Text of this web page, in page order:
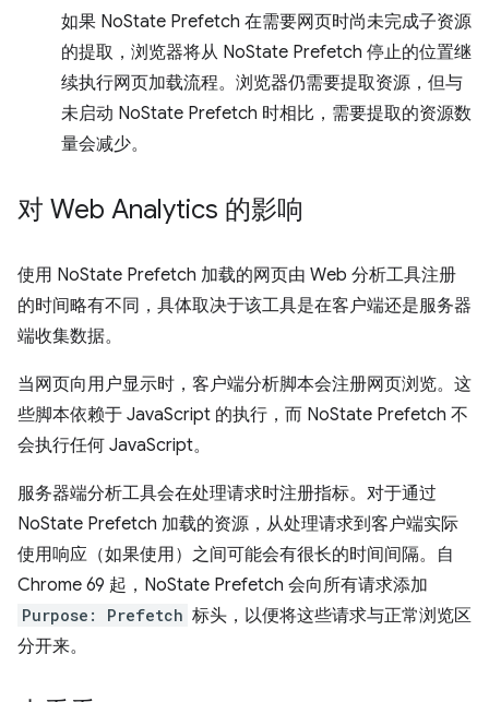
如果 NoState Prefetch 在需要网页时尚未完成子资源
的提取，浏览器将从 NoState Prefetch 停止的位置继
续执行网页加载流程。浏览器仍需要提取资源，但与
未启动 NoState Prefetch 时相比，需要提取的资源数
量会减少。
对 Web Analytics 的影响
使用 NoState Prefetch 加载的网页由 Web 分析工具注册
的时间略有不同，具体取决于该工具是在客户端还是服务器
端收集数据。
当网页向用户显示时，客户端分析脚本会注册网页浏览。这
些脚本依赖于 JavaScript 的执行，而 NoState Prefetch 不
会执行任何 JavaScript。
服务器端分析工具会在处理请求时注册指标。对于通过
NoState Prefetch 加载的资源，从处理请求到客户端实际
使用响应（如果使用）之间可能会有很长的时间间隔。自
Chrome 69 起，NoState Prefetch 会向所有请求添加
Purpose: Prefetch 标头，以便将这些请求与正常浏览区
分开来。